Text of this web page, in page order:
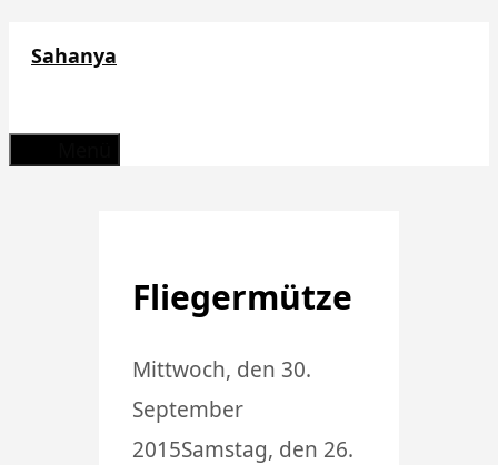
Sahanya
Fliegermütze
Mittwoch, den 30.
September
2015Samstag, den 26.